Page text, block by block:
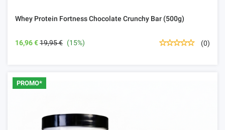
Whey Protein Fortness Chocolate Crunchy Bar (500g)
16,96 €19,95 € (15%) (0)
PROMO*